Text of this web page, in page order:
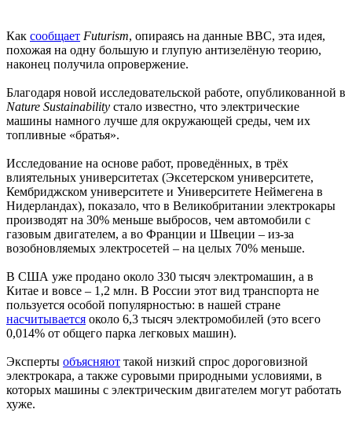
Как сообщает Futurism, опираясь на данные BBC, эта идея,
похожая на одну большую и глупую антизелёную теорию,
наконец получила опровержение.
Благодаря новой исследовательской работе, опубликованной в
Nature Sustainability стало известно, что электрические
машины намного лучше для окружающей среды, чем их
топливные «братья».
Исследование на основе работ, проведённых, в трёх
влиятельных университетах (Эксетерском университете,
Кембриджском университете и Университете Неймегена в
Нидерландах), показало, что в Великобритании электрокары
производят на 30% меньше выбросов, чем автомобили с
газовым двигателем, а во Франции и Швеции – из-за
возобновляемых электросетей – на целых 70% меньше.
В США уже продано около 330 тысяч электромашин, а в
Китае и вовсе – 1,2 млн. В России этот вид транспорта не
пользуется особой популярностью: в нашей стране
насчитывается около 6,3 тысяч электромобилей (это всего
0,014% от общего парка легковых машин).
Эксперты объясняют такой низкий спрос дороговизной
электрокара, а также суровыми природными условиями, в
которых машины с электрическим двигателем могут работать
хуже.